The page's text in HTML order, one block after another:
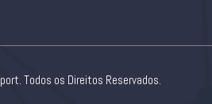
Todos os Direitos Reservados.